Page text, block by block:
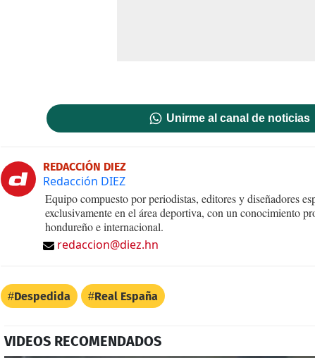
Unirme al canal de noticias
REDACCIÓN DIEZ
Redacción DIEZ
Equipo compuesto por periodistas, editores y diseñadores
exclusivamente en el área deportiva, con un conocimiento
hondureño e internacional.
redaccion@diez.hn
Despedida Real España
VIDEOS RECOMENDADOS